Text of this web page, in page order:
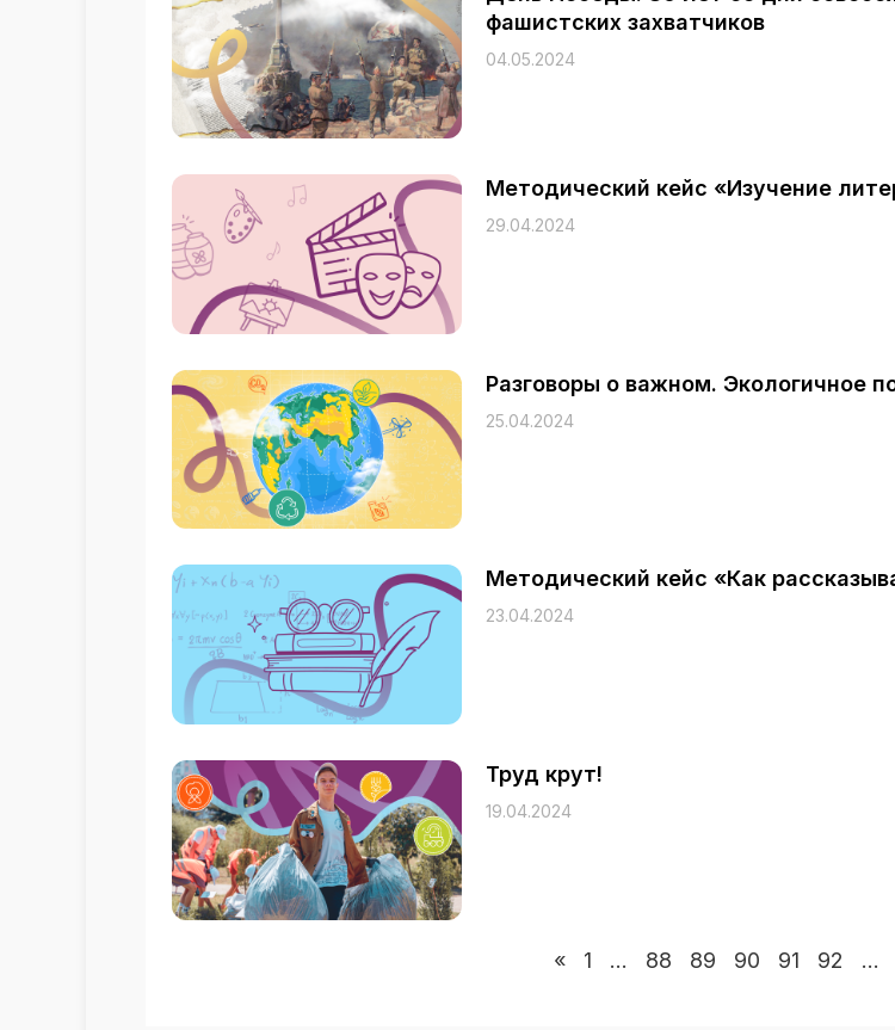
фашистских захватчиков
04.05.2024
Методический кейс «Изучение
29.04.2024
Разговоры о важном. Экологичное
25.04.2024
Методический кейс «Как
23.04.2024
Труд крут!
19.04.2024
« 1 … 88 89 90 91 92 …